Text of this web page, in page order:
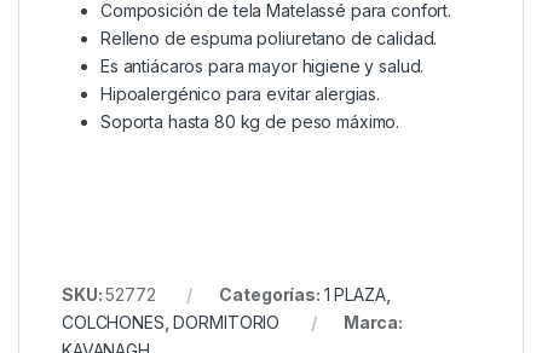
Composición de tela Matelassé para confort.
Relleno de espuma poliuretano de calidad.
Es antiácaros para mayor higiene y salud.
Hipoalergénico para evitar alergias.
Soporta hasta 80 kg de peso máximo.
SKU:52772 Categorías: 1 PLAZA,
COLCHONES ,DORMITORIO
Marca: